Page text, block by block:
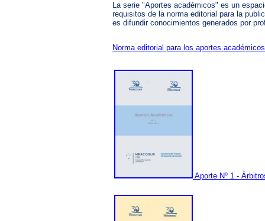
La serie "Aportes académicos" es un
requisitos de la norma editorial para la
es difundir conocimientos generados por
Norma editorial para los aportes académicos
Aporte Nº 1 -